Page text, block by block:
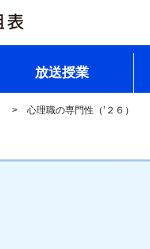
放送授業
心理職の専門性（’２６）